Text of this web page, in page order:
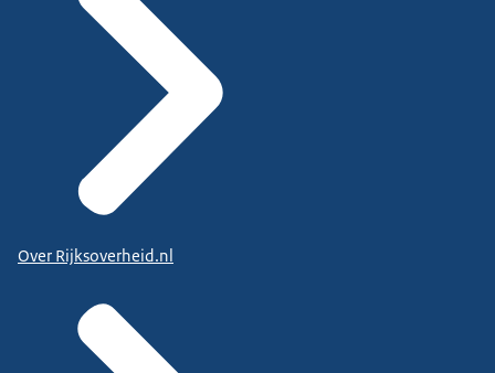
Over Rijksoverheid.nl